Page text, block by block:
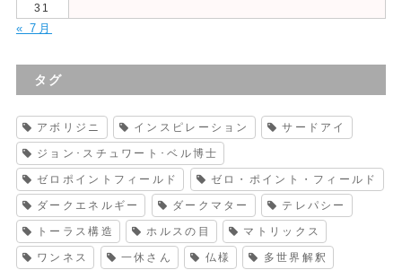
31
« 7月
タグ
アボリジニ インスピレーション サードアイ
ジョン･スチュワート･ベル博士
ゼロポイントフィールド ゼロ・ポイント・フィールド
ダークエネルギー ダークマター テレパシー
トーラス構造 ホルスの目 マトリックス
ワンネス 一休さん 仏様 多世界解釈